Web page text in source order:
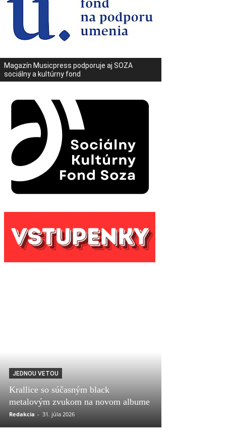
Magazín Musicpress podporuje aj SOZA
sociálny a kultúrny fond
JEDNOU VETOU
Krallice so súčasným black
metalovým zvukom na novom albume
Redakcia - 31. júla 2026